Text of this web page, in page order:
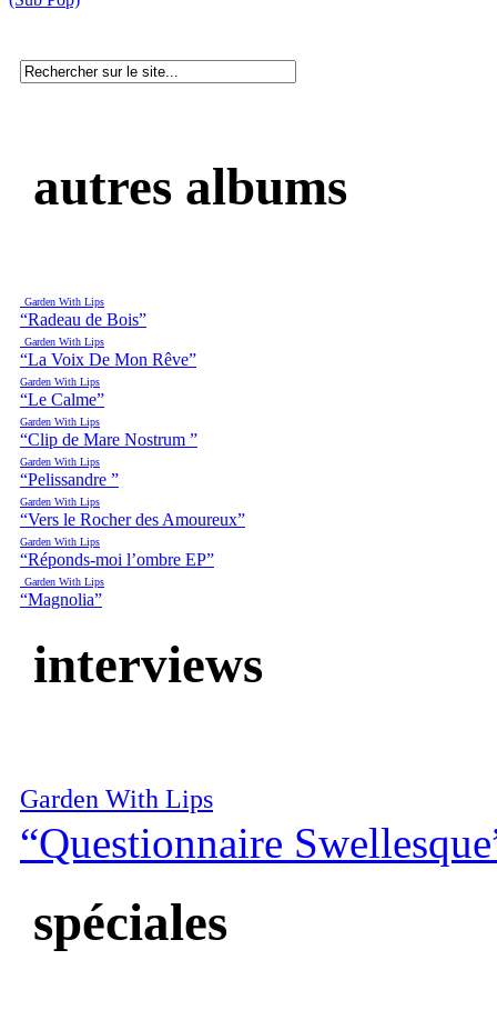
autres albums
Garden With Lips
“Radeau de Bois”
Garden With Lips
“La Voix De Mon Rêve”
Garden With Lips
“Le Calme”
Garden With Lips
“Clip de Mare Nostrum ”
Garden With Lips
“Pelissandre ”
Garden With Lips
“Vers le Rocher des Amoureux”
Garden With Lips
“Réponds-moi l’ombre EP”
Garden With Lips
“Magnolia”
interviews
Garden With Lips
“Questionnaire
spéciales